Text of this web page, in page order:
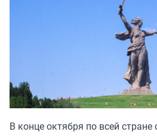
В конце октября по всей